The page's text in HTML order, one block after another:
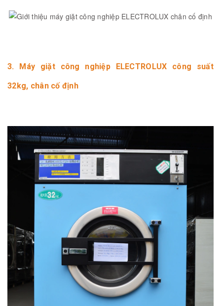
3. Máy giặt công nghiệp ELECTROLUX công suất
32kg, chân cố định